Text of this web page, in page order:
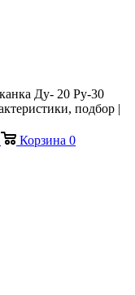
Ду- 20 Ру-30
подбор |
Корзина 0